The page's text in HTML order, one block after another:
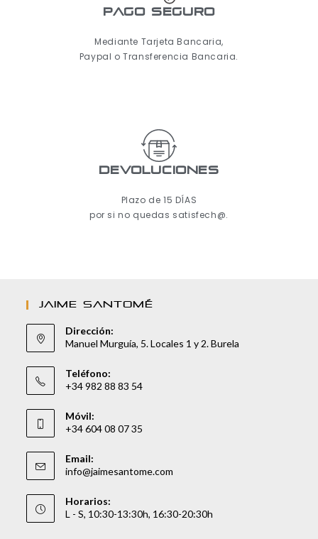
pago seguro
Mediante Tarjeta Bancaria,
Paypal o Transferencia Bancaria.
Devoluciones
Plazo de 15 DÍAS
por si no quedas satisfech@.
JAIME SANTOMÉ
Dirección:
Manuel Murguía, 5. Locales 1 y 2. Burela
Teléfono:
+34 982 88 83 54
Móvil:
+34 604 08 07 35
Email:
info@jaimesantome.com
Horarios:
L - S, 10:30-13:30h, 16:30-20:30h